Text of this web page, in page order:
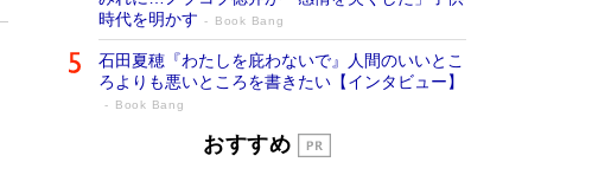
時代を明かす
Book Bang
石田夏穂『わたしを庇わないで』人間のいいとこ
ろよりも悪いところを書きたい【インタビュー】
Book Bang
「叱って伸びるやつは、褒めたらもっと伸
おすすめ